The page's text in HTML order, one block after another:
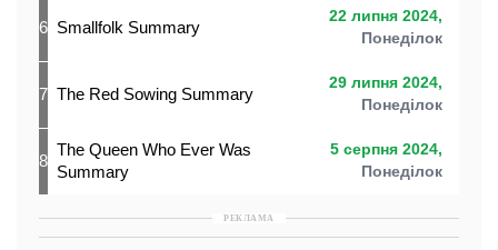
6 Smallfolk Summary
22 липня 2024,
Понеділок
7 The Red Sowing Summary
29 липня 2024,
Понеділок
8
The Queen Who Ever Was
Summary
5 серпня 2024,
Понеділок
РЕКЛАМА